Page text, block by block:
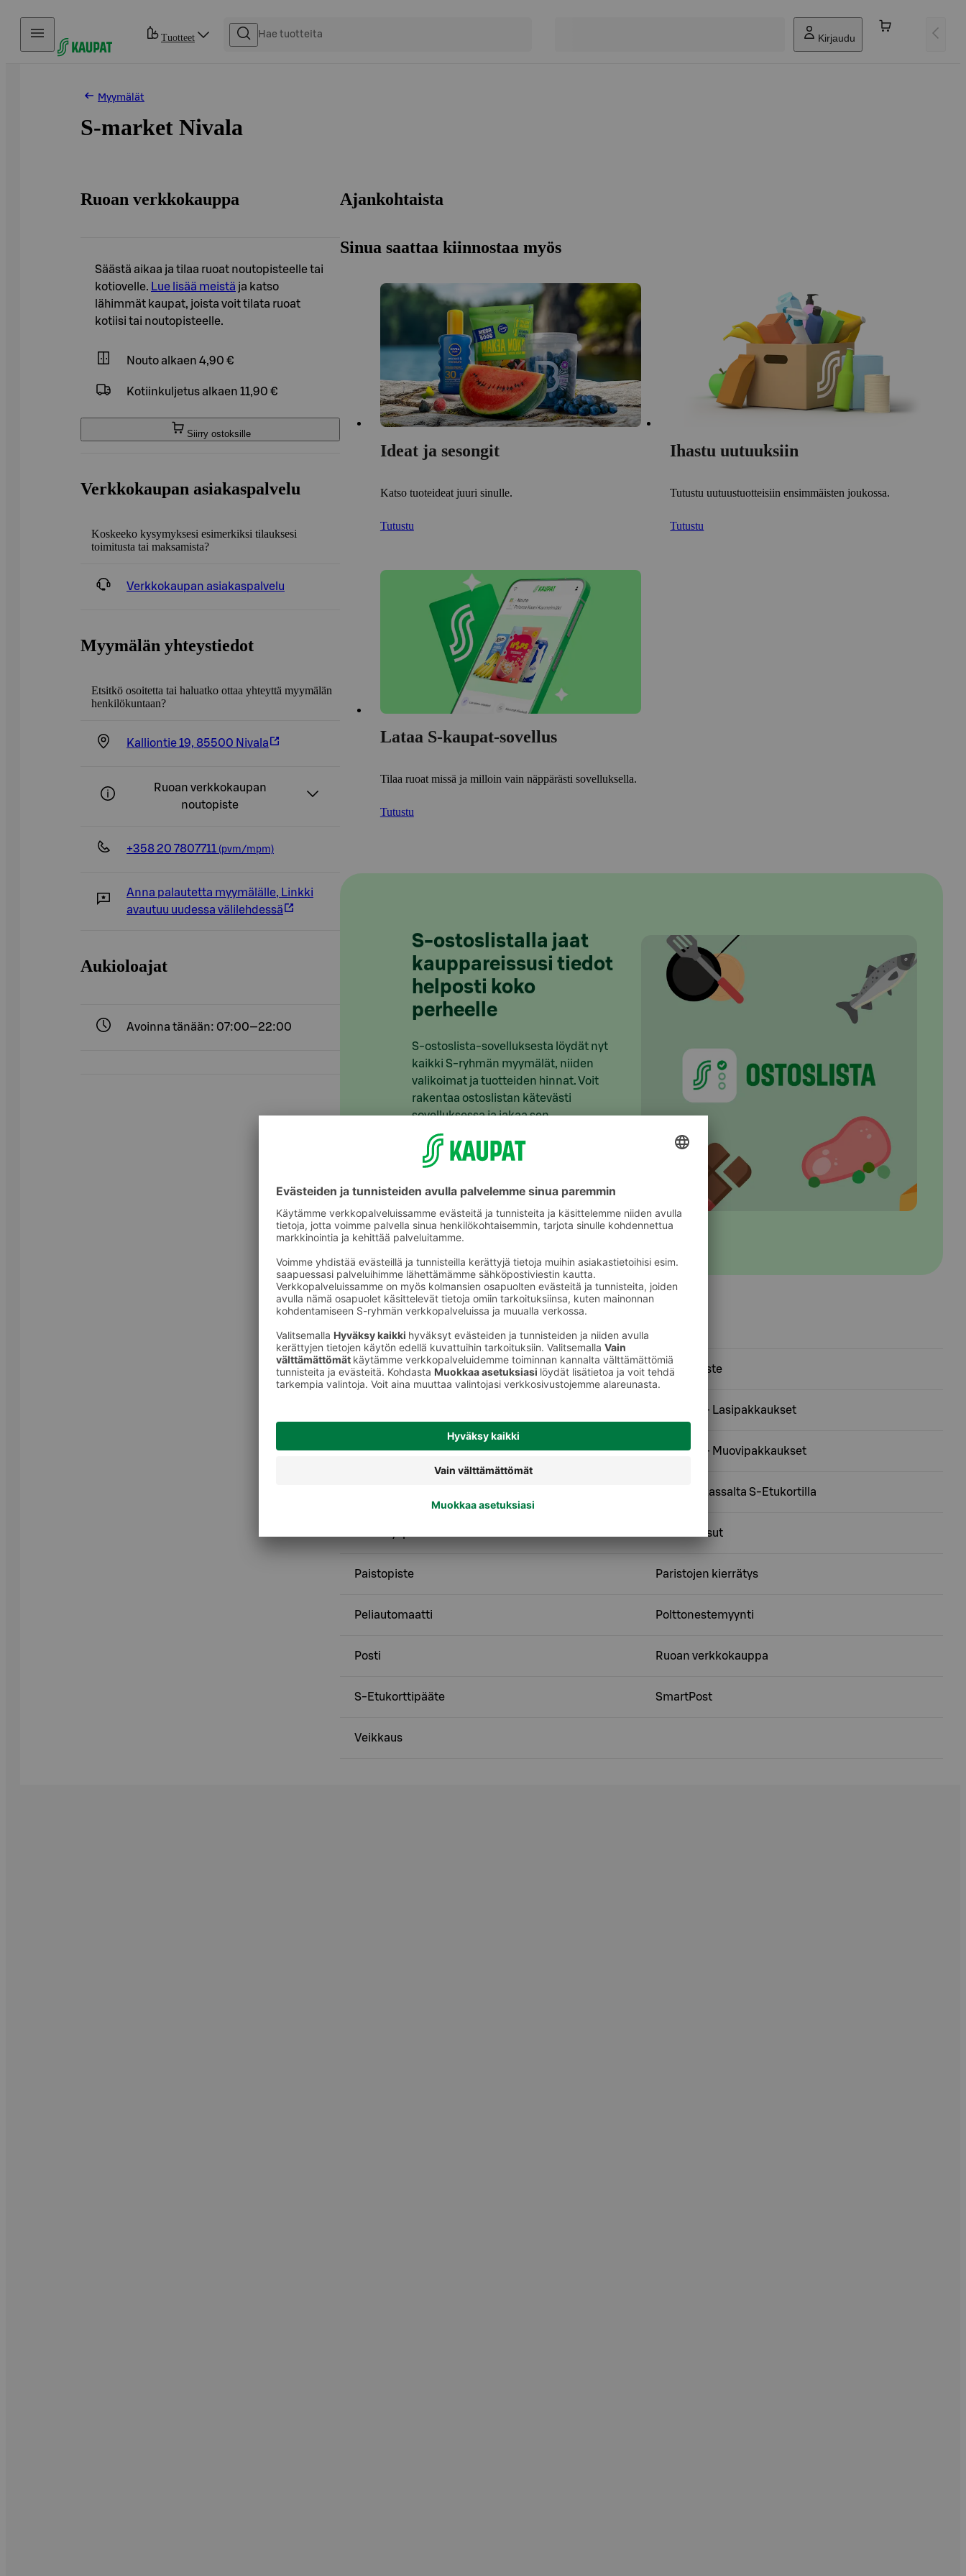
Hyppää sisältöön
Tuotteet Kirjaudu
Myymälät
S-market Nivala
Ruoan verkkokauppa
Säästä aikaa ja tilaa ruoat noutopisteelle tai
kotiovelle. Lue lisää meistä ja katso
lähimmät kaupat, joista voit tilata ruoat
kotiisi tai noutopisteelle.
Nouto alkaen 4,90 €
Kotiinkuljetus alkaen 11,90 €
Siirry ostoksille
Verkkokaupan asiakaspalvelu
Koskeeko kysymyksesi esimerkiksi tilauksesi
toimitusta tai maksamista?
Verkkokaupan asiakaspalvelu
Myymälän yhteystiedot
Etsitkö osoitetta tai haluatko ottaa yhteyttä myymälän
henkilökuntaan?
Kalliontie 19, 85500 Nivala
Ruoan verkkokaupan
noutopiste
+358 20 7807711 (pvm/mpm)
Anna palautetta myymälälle, Linkki
avautuu uudessa välilehdessä
Aukioloajat
Avoinna tänään: 07:00—22:00
Ajankohtaista
Sinua saattaa kiinnostaa myös
Ideat ja sesongit
Katso tuoteideat juuri sinulle.
Tutustu
Ihastu uutuuksiin
Tutustu uutuustuotteisiin ensimmäisten joukossa.
Tutustu
Lataa S-kaupat-sovellus
Tilaa ruoat missä ja milloin vain näppärästi sovelluksella.
Tutustu
S-ostoslistalla jaat
kauppareissusi tiedot
helposti koko
perheelle
S-ostoslista-sovelluksesta löydät nyt
kaikki S-ryhmän myymälät, niiden
valikoimat ja tuotteiden hinnat. Voit
rakentaa ostoslistan kätevästi
sovelluksessa ja jakaa sen
perheenjäsenille täydennettäväksi.
S-kaupat-ruokaverkkokaupassa voit
kotiin tai noutopisteelle.
Lataa S-ostoslista-sovellus
Palvelut
AsiakasWC Asiointipiste
Ekopiste - Lasipakkaukset
Ekopiste - Metalli Ekopiste - Muovipakkaukset
Käteistä kassalta S-Etukortilla
Nestekaasut
Paistopiste Paristojen kierrätys
Peliautomaatti Polttonestemyynti
Posti Ruoan verkkokauppa
S-Etukorttipääte SmartPost
Veikkaus